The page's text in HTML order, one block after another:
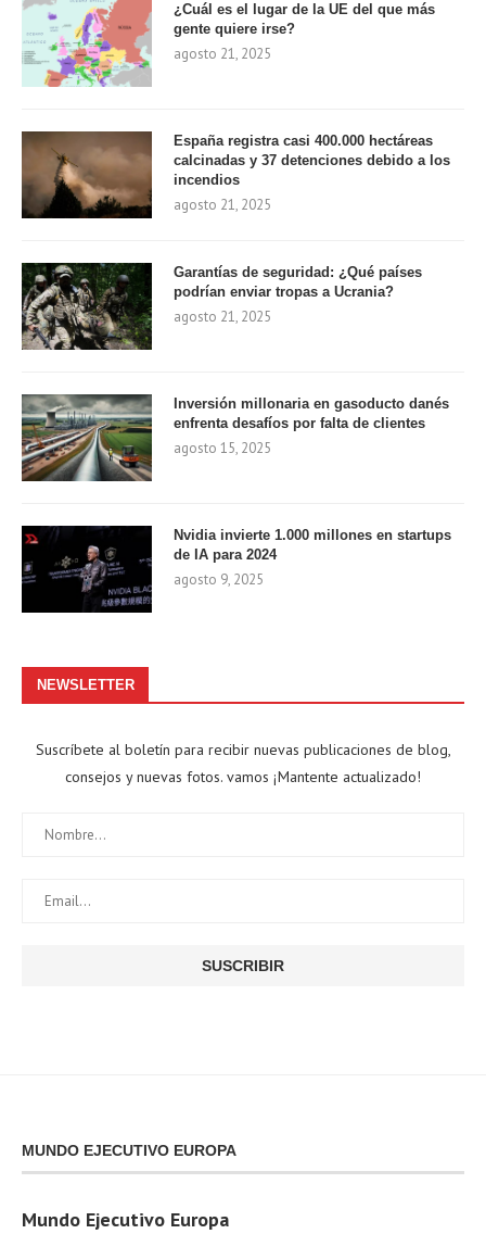
¿Cuál es el lugar de la UE del que más
gente quiere irse?
agosto 21, 2025
España registra casi 400.000 hectáreas
calcinadas y 37 detenciones debido a los
incendios
agosto 21, 2025
Garantías de seguridad: ¿Qué países
podrían enviar tropas a Ucrania?
agosto 21, 2025
Inversión millonaria en gasoducto danés
enfrenta desafíos por falta de clientes
agosto 15, 2025
Nvidia invierte 1.000 millones en startups
de IA para 2024
agosto 9, 2025
NEWSLETTER
Suscríbete al boletín para recibir nuevas publicaciones de blog,
consejos y nuevas fotos. vamos ¡Mantente actualizado!
MUNDO EJECUTIVO EUROPA
Mundo Ejecutivo Europa